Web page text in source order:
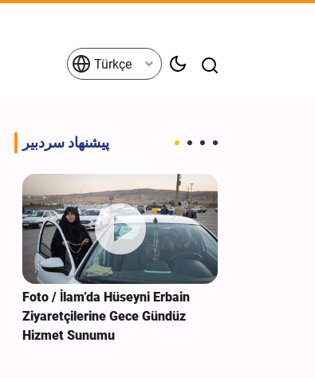
Türkçe
پیشنهاد سردبیر
Foto / İlam’da Hüseyni Erbain
Ziyaretçilerine Gece Gündüz
Hizmet Sunumu